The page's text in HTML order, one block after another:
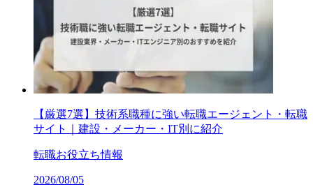
【厳選7選】技術系職種に強い転職エージェント・転職
サイト｜建設・メーカー・IT別に紹介
転職お役立ち情報
2026/08/05